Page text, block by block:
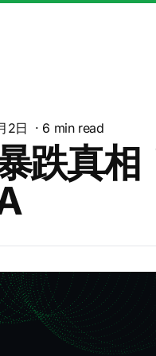
2日 · 6 min read
跌真相